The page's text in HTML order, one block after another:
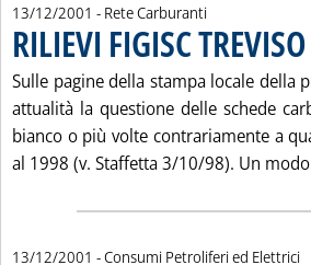
13/12/2001 - Rete Carburanti
RILIEVI FIGISC
Sulle pagine della stampa locale della
attualità la questione delle schede
bianco o più volte contrariamente a
al 1998 (v. Staffetta 3/10/98). Un
13/12/2001 - Consumi Petroliferi ed Elettrici